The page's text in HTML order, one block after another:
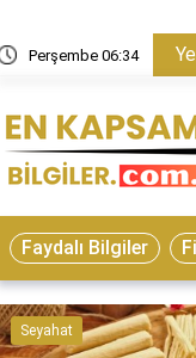
Perşembe 06:34
Faydalı Bilgiler
Seyahat